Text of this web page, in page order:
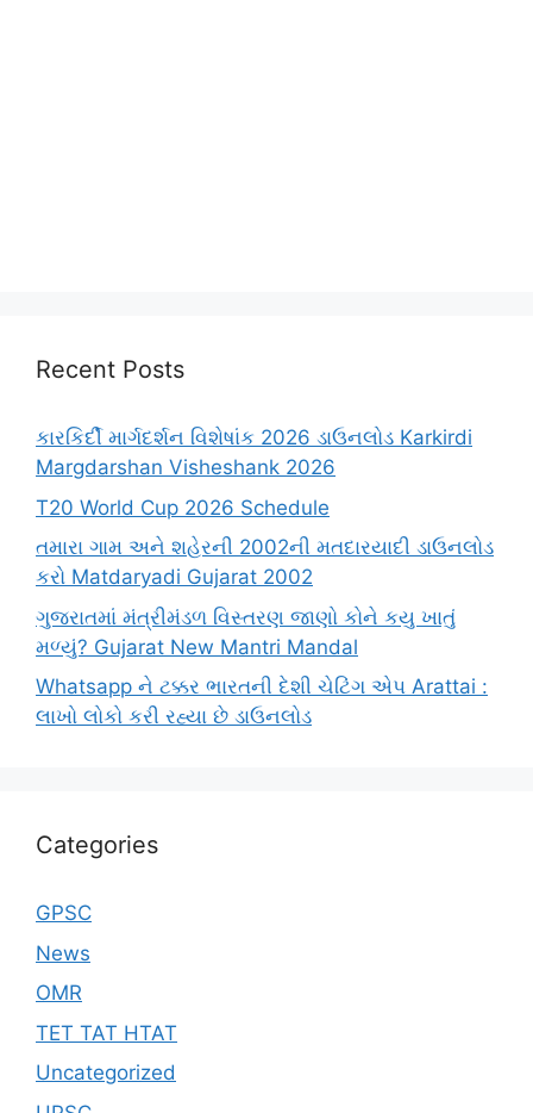
Recent Posts
કારકિર્દી માર્ગદર્શન વિશેષાંક 2026 ડાઉનલોડ Karkirdi
Margdarshan Visheshank 2026
T20 World Cup 2026 Schedule
તમારા ગામ અને શહેરની 2002ની મતદારયાદી ડાઉનલોડ
કરો Matdaryadi Gujarat 2002
ગુજરાતમાં મંત્રીમંડળ વિસ્તરણ જાણો કોને કયુ ખાતું
મળ્યું? Gujarat New Mantri Mandal
Whatsapp ને ટક્કર ભારતની દેશી ચેટિંગ એપ Arattai :
લાખો લોકો કરી રહ્યા છે ડાઉનલોડ
Categories
GPSC
News
OMR
TET TAT HTAT
Uncategorized